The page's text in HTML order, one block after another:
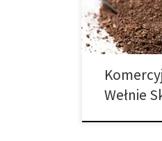
najbardziej
stosowanych
Poniżej
Wełnie